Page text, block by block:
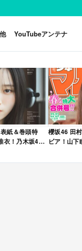
YouTubeアンテナ
紙＆巻頭特
衣！乃木坂46
！
櫻坂46 田
ビア！山下
合併号」本